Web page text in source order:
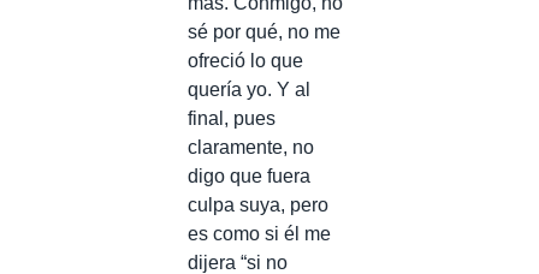
sé por qué, no me
ofreció lo que
quería yo. Y al
final, pues
claramente, no
digo que fuera
culpa suya, pero
es como si él me
dijera “si no